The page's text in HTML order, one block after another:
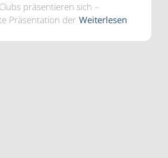
präsentieren sich –
Präsentation der Weiterlesen